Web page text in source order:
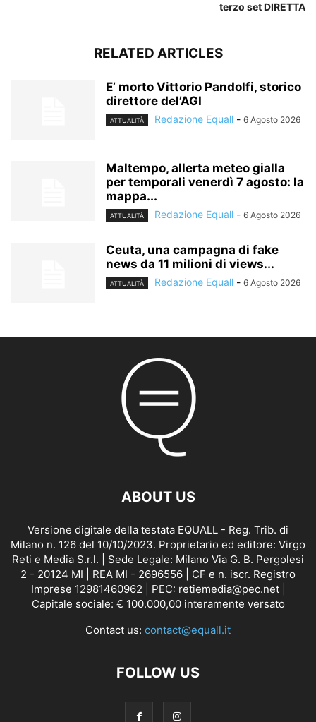
terzo set DIRETTA
RELATED ARTICLES
E’ morto Vittorio Pandolfi, storico
direttore del’AGI
ATTUALITÀ Redazione Equall - 6 Agosto 2026
Maltempo, allerta meteo gialla
per temporali venerdì 7 agosto: la
mappa...
ATTUALITÀ Redazione Equall - 6 Agosto 2026
Ceuta, una campagna di fake
news da 11 milioni di views...
ATTUALITÀ Redazione Equall - 6 Agosto 2026
ABOUT US
Versione digitale della testata EQUALL - Reg. Trib. di
Milano n. 126 del 10/10/2023. Proprietario ed editore: Virgo
Reti e Media S.r.l. | Sede Legale: Milano Via G. B. Pergolesi
2 - 20124 MI | REA MI - 2696556 | CF e n. iscr. Registro
Imprese 12981460962 | PEC: retiemedia@pec.net |
Capitale sociale: € 100.000,00 interamente versato
Contact us: contact@equall.it
FOLLOW US